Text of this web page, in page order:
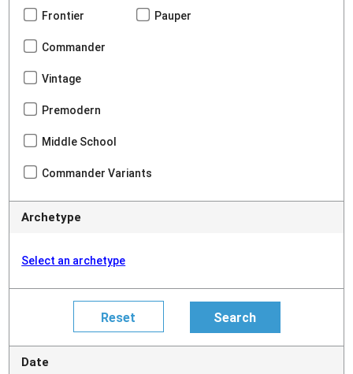
Frontier Pauper
Commander
Vintage
Premodern
Middle School
Commander Variants
Archetype
Select an archetype
Date